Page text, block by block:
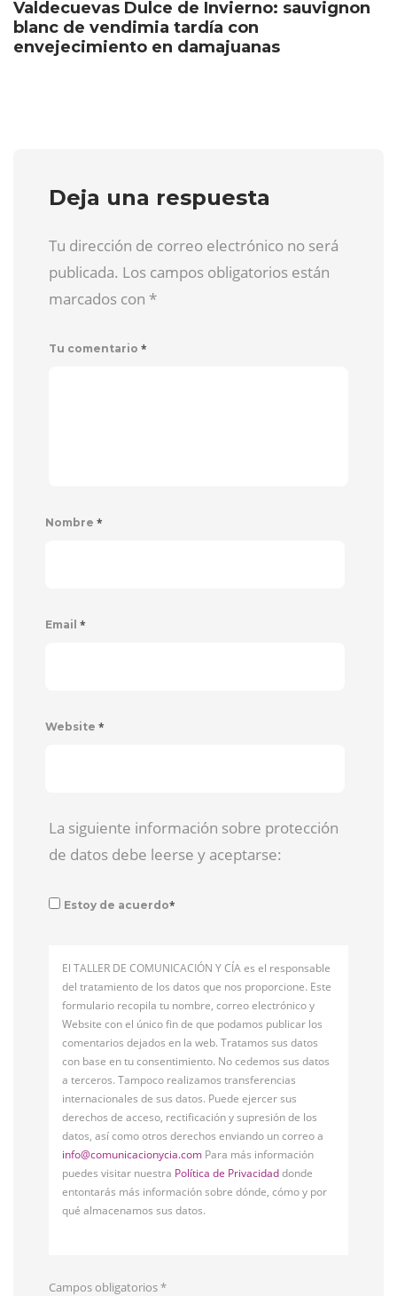
Valdecuevas Dulce de Invierno: sauvignon
blanc de vendimia tardía con
envejecimiento en damajuanas
Deja una respuesta
Tu dirección de correo electrónico no será
publicada. Los campos obligatorios están
marcados con *
Tu comentario *
Nombre *
Email *
Website *
La siguiente información sobre protección
de datos debe leerse y aceptarse:
Estoy de acuerdo*
El TALLER DE COMUNICACIÓN Y CÍA es el responsable
del tratamiento de los datos que nos proporcione. Este
formulario recopila tu nombre, correo electrónico y
Website con el único fin de que podamos publicar los
comentarios dejados en la web. Tratamos sus datos
con base en tu consentimiento. No cedemos sus datos
a terceros. Tampoco realizamos transferencias
internacionales de sus datos. Puede ejercer sus
derechos de acceso, rectificación y supresión de los
datos, así como otros derechos enviando un correo a
info@comunicacionycia.com Para más información
puedes visitar nuestra Política de Privacidaddonde
entontarás más información sobre dónde, cómo y por
qué almacenamos sus datos.
Campos obligatorios*